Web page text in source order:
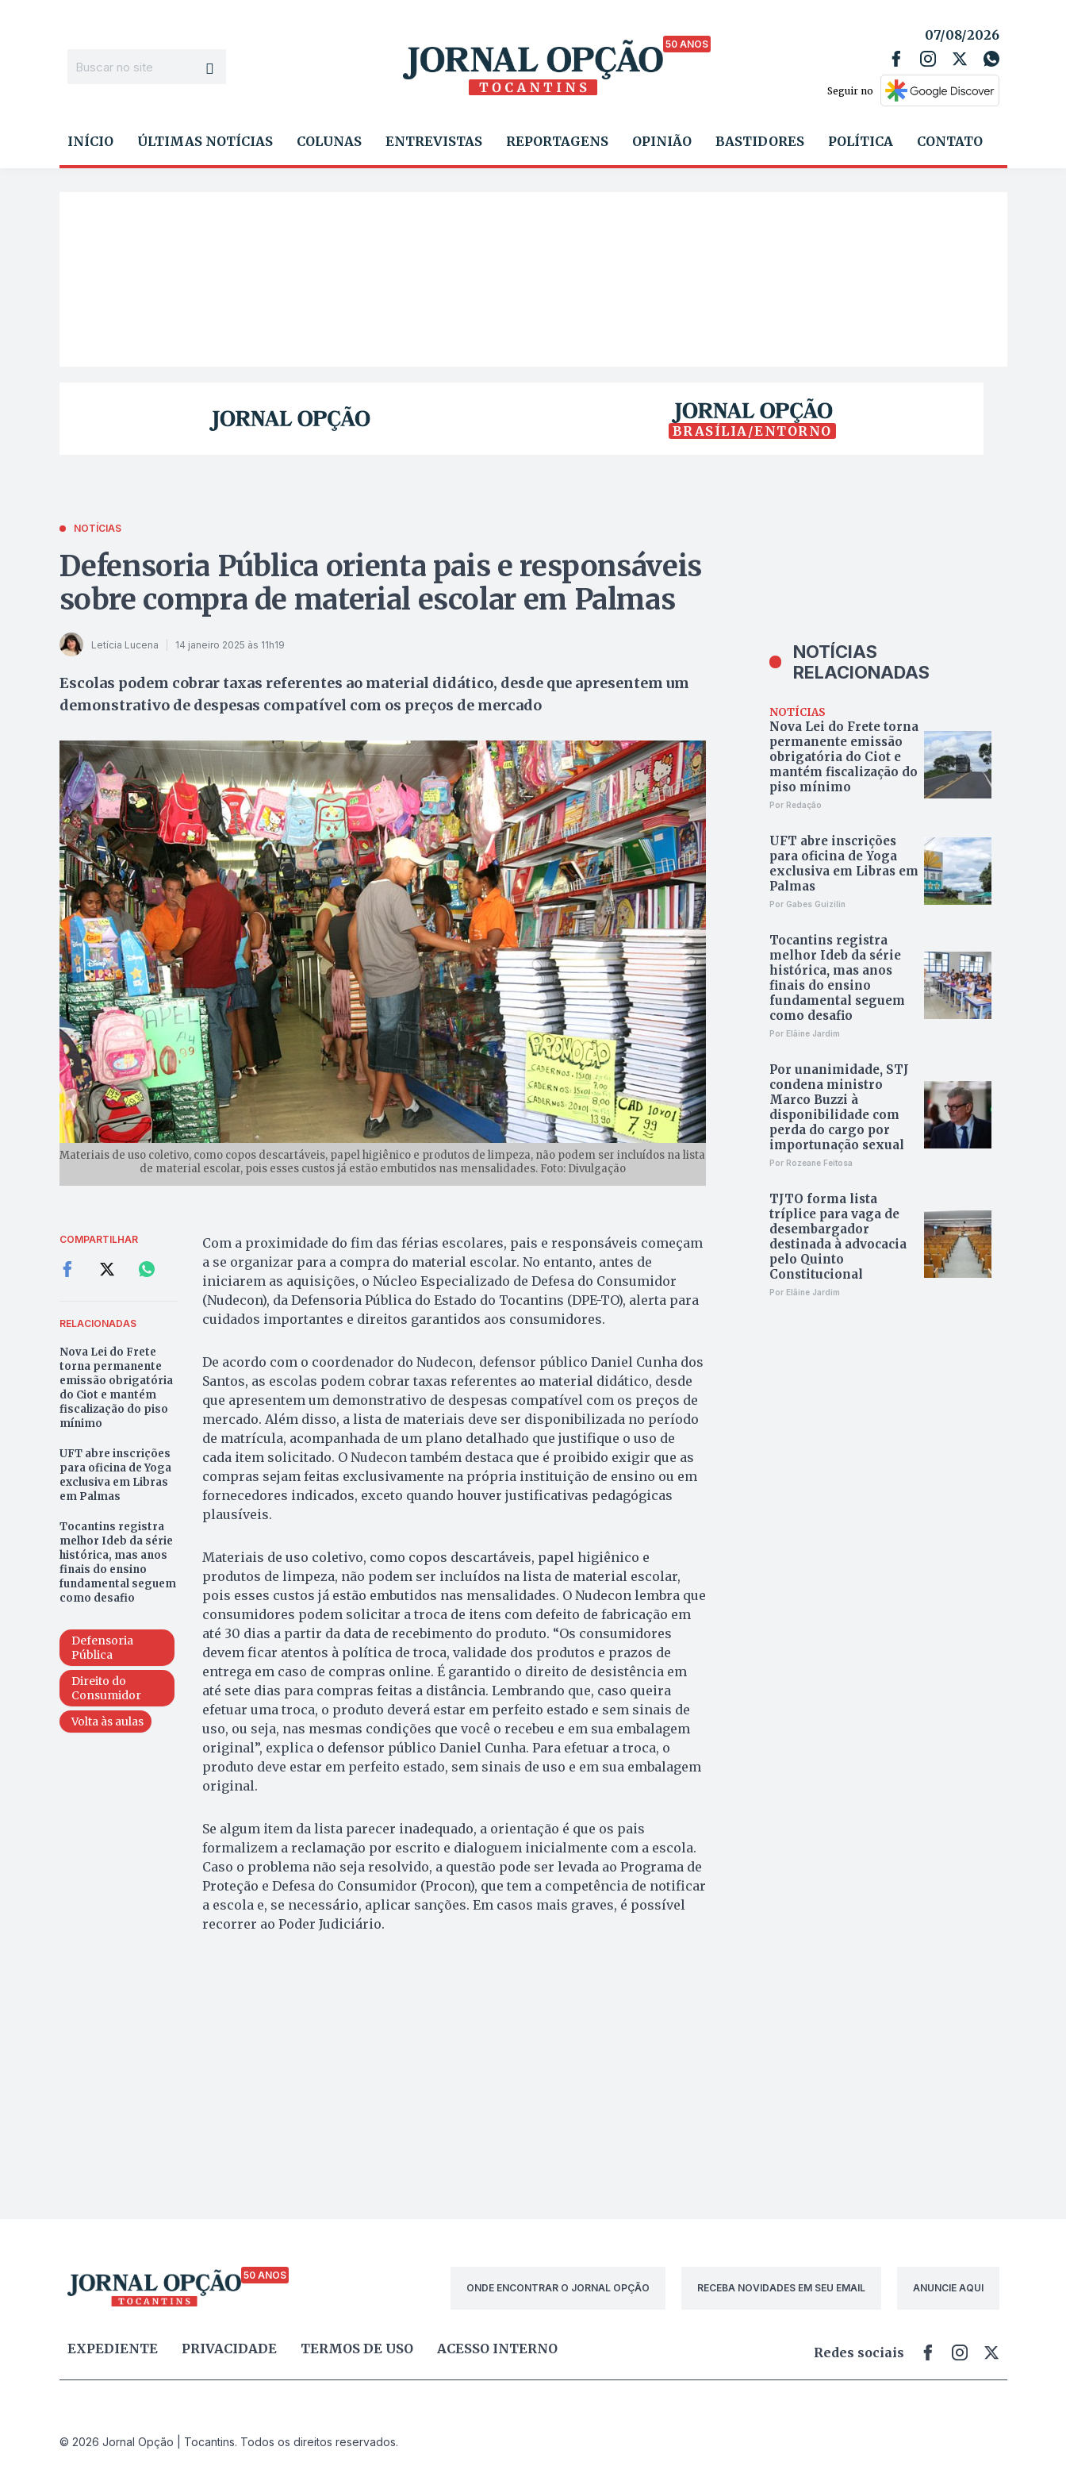
50 ANOS
07/08/2026
Seguir no
INÍCIO ÚLTIMAS NOTÍCIAS COLUNAS ENTREVISTAS REPORTAGENS OPINIÃO BASTIDORES POLÍTICA CONTATO
BRASÍLIA/ENTORNO
NOTÍCIAS
Defensoria Pública orienta pais e responsáveis
sobre compra de material escolar em Palmas
Letícia Lucena 14 janeiro 2025 às 11h19
Escolas podem cobrar taxas referentes ao material didático, desde que apresentem um
demonstrativo de despesas compatível com os preços de mercado
Materiais de uso coletivo, como copos descartáveis, papel higiênico e produtos de limpeza, não podem ser incluídos na lista
de material escolar, pois esses custos já estão embutidos nas mensalidades. Foto: Divulgação
COMPARTILHAR
RELACIONADAS
Nova Lei do Frete
torna permanente
emissão obrigatória
do Ciot e mantém
fiscalização do piso
mínimo
UFT abre inscrições
para oficina de Yoga
exclusiva em Libras
em Palmas
Tocantins registra
melhor Ideb da série
histórica, mas anos
finais do ensino
fundamental seguem
como desafio
Defensoria
Pública
Direito do
Consumidor
Volta às aulas
Com a proximidade do fim das férias escolares, pais e responsáveis começam
a se organizar para a compra do material escolar. No entanto, antes de
iniciarem as aquisições, o Núcleo Especializado de Defesa do Consumidor
(Nudecon), da Defensoria Pública do Estado do Tocantins (DPE-TO), alerta para
cuidados importantes e direitos garantidos aos consumidores.
De acordo com o coordenador do Nudecon, defensor público Daniel Cunha dos
Santos, as escolas podem cobrar taxas referentes ao material didático, desde
que apresentem um demonstrativo de despesas compatível com os preços de
mercado. Além disso, a lista de materiais deve ser disponibilizada no período
de matrícula, acompanhada de um plano detalhado que justifique o uso de
cada item solicitado. O Nudecon também destaca que é proibido exigir que as
compras sejam feitas exclusivamente na própria instituição de ensino ou em
fornecedores indicados, exceto quando houver justificativas pedagógicas
plausíveis.
Materiais de uso coletivo, como copos descartáveis, papel higiênico e
produtos de limpeza, não podem ser incluídos na lista de material escolar,
pois esses custos já estão embutidos nas mensalidades. O Nudecon lembra que
consumidores podem solicitar a troca de itens com defeito de fabricação em
até 30 dias a partir da data de recebimento do produto. “Os consumidores
devem ficar atentos à política de troca, validade dos produtos e prazos de
entrega em caso de compras online. É garantido o direito de desistência em
até sete dias para compras feitas a distância. Lembrando que, caso queira
efetuar uma troca, o produto deverá estar em perfeito estado e sem sinais de
uso, ou seja, nas mesmas condições que você o recebeu e em sua embalagem
original”, explica o defensor público Daniel Cunha. Para efetuar a troca, o
produto deve estar em perfeito estado, sem sinais de uso e em sua embalagem
original.
Se algum item da lista parecer inadequado, a orientação é que os pais
formalizem a reclamação por escrito e dialoguem inicialmente com a escola.
Caso o problema não seja resolvido, a questão pode ser levada ao Programa de
Proteção e Defesa do Consumidor (Procon), que tem a competência de notificar
a escola e, se necessário, aplicar sanções. Em casos mais graves, é possível
recorrer ao Poder Judiciário.
NOTÍCIAS
RELACIONADAS
NOTÍCIAS
Nova Lei do Frete torna
permanente emissão
obrigatória do Ciot e
mantém fiscalização do
piso mínimo
Por Redação
UFT abre inscrições
para oficina de Yoga
exclusiva em Libras em
Palmas
Por Gabes Guizilin
Tocantins registra
melhor Ideb da série
histórica, mas anos
finais do ensino
fundamental seguem
como desafio
Por Elâine Jardim
Por unanimidade, STJ
condena ministro
Marco Buzzi à
disponibilidade com
perda do cargo por
importunação sexual
Por Rozeane Feitosa
TJTO forma lista
tríplice para vaga de
desembargador
destinada à advocacia
pelo Quinto
Constitucional
Por Elâine Jardim
50 ANOS
ONDE ENCONTRAR O JORNAL OPÇÃO
RECEBA NOVIDADES EM SEU EMAIL ANUNCIE AQUI
EXPEDIENTE PRIVACIDADE TERMOS DE USO ACESSO INTERNO Redes sociais
© 2026 Jornal Opção | Tocantins. Todos os direitos reservados.